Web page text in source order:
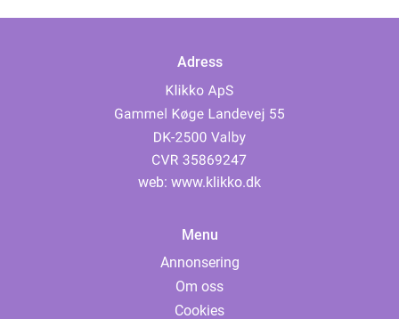
Adress
web: www.klikko.dk
Menu
Annonsering
Om oss
Cookies